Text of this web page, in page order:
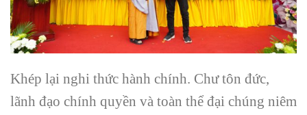
Khép lại nghi thức hành chính. Chư tôn đức,
lãnh đạo chính quyền và toàn thể đại chúng niêm